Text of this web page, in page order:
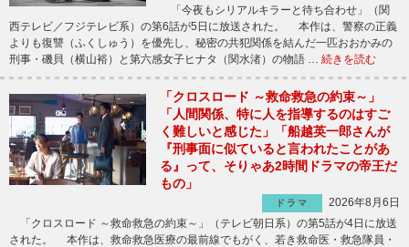
「今夜もシリアルキラーと待ち合わせ」（関
西テレビ／フジテレビ系）の第6話が5日に放送された。 本作は、警察の正義
よりも復讐（ふくしゅう）を優先し、秘密の共犯関係を結んだ一匹おおかみの
刑事・磯貝（横山裕）と第六感女子ヒナタ（関水渚）の物語 … 続きを読む
「クロスロード ～救命救急の約束～」
「人間関係、特に人を指導するのはすご
く難しいと感じた」「船越英一郎さんが
『刑事面に似ていると言われたことがあ
る』って、そりゃあ2時間ドラマの帝王だ
もの」
ドラマ
2026年8月6日
「クロスロード ～救命救急の約束～」（テレビ朝日系）の第5話が4日に放送
された。 本作は、救命救急医療の最前線でもがく、若き救命医・救急隊員・